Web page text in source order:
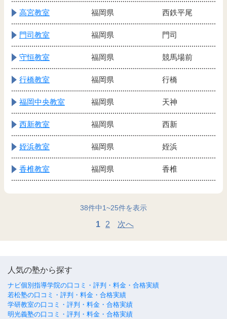
高宮教室 福岡県 西鉄平尾
門司教室 福岡県 門司
守恒教室 福岡県 競馬場前
行橋教室 福岡県 行橋
福岡中央教室 福岡県 天神
西新教室 福岡県 西新
姪浜教室 福岡県 姪浜
香椎教室 福岡県 香椎
38件中1~25件を表示
1 2 次へ
人気の塾から探す
ナビ個別指導学院の口コミ・評判・料金・合格実績
若松塾の口コミ・評判・料金・合格実績
学研教室の口コミ・評判・料金・合格実績
明光義塾の口コミ・評判・料金・合格実績